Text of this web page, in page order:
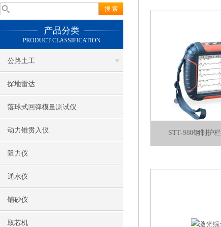
产品分类
PRODUCT CLASSIFICATION
公路土工
探地雷达
落球式回弹模量测试仪
动力锥贯入仪
阻力仪
通水仪
铺砂仪
取芯机
STT-980钢制护